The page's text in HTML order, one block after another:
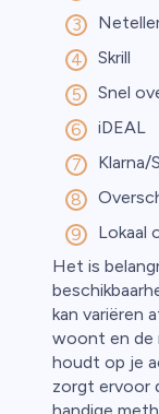
Skrill
Snel
iDEAL
Klarna/
Lokaal
Het is
kan variëren
woont en de
houdt op je
zorgt ervoor